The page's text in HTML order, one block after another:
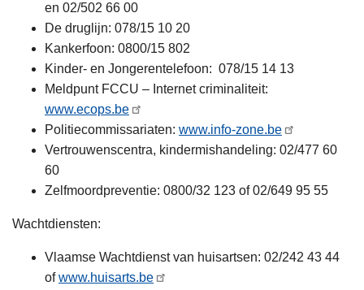
en 02/502 66 00
De druglijn: 078/15 10 20
Kankerfoon: 0800/15 802
Kinder- en Jongerentelefoon: 078/15 14 13
Meldpunt FCCU – Internet criminaliteit:
www.ecops.be
Politiecommissariaten: www.info-zone.be
Vertrouwenscentra, kindermishandeling: 02/477 60
60
Zelfmoordpreventie: 0800/32 123 of 02/649 95 55
Wachtdiensten:
Vlaamse Wachtdienst van huisartsen: 02/242 43 44
ofwww.huisarts.be